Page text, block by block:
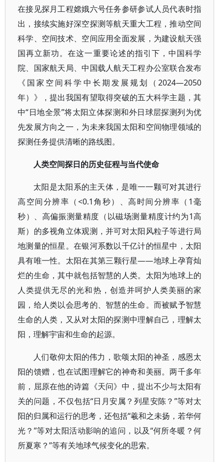
在接见探月工程嫦娥六号任务参研参试人员代表时指
出，接续实施好深空探测等航天重大工程，推动空间
科学、空间技术、空间应用全面发展，为建设航天强
国再立新功。在这一重要论述的指引下，中国科学
院、国家航天局、中国载人航天工程办公室联合发布
《国家空间科学中长期发展规划（2024—2050
年）》，提出我国有望取得突破的五大科学主题，其
中“日地全景”将太阳立体探测和外日球层探测列为优
先发展方向之一，为未来我国太阳和空间物理领域的
探测任务提供清晰的路线图。
人类空间探日的历史征程与当代使命
太阳是太阳系的主天体，是唯一一颗可对其进行
高空间分辨率（<0.1角秒）、高时间分辨率（1毫
秒）、高偏振测量精度（以磁场测量精度计约为1高
斯）的多视角立体观测，并可对太阳风粒子等进行局
地测量的恒星。在银河系数以千亿计的恒星中，太阳
具有唯一性。太阳在其第三颗行星——地球上孕育灿
烂的生命，其中就包括智慧的人类。太阳为地球上的
人类提供无尽的光和热，创造并呵护人类美丽的家
园，给人类以会思考的、智慧的生命。而被赋予智慧
生命的人类，又从对太阳的探测中理解自己，理解太
阳，理解宇宙和生命的起源。
人们敬仰太阳的伟力，歌颂太阳的神圣，感恩太
阳的馈赠，也在试图理解它的神奇和美丽。两千多年
前，屈原在他的诗篇《天问》中，提出不少与太阳有
关的问题，不仅包括“日月安属？列星安陈？”等对太
阳的归属和运行的思考，还包括“羲和之未扬，若华何
光？”等对太阳活动影响的追问，以及“何所冬暖？何
所夏寒？”等有关地球气候变化的思索。